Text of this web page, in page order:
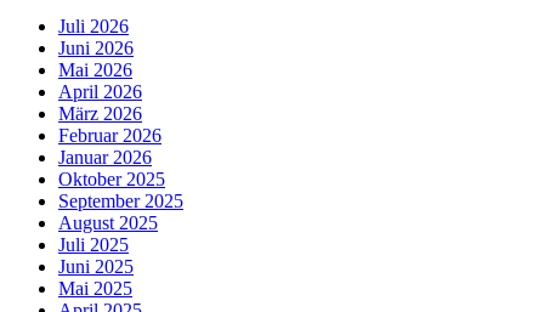
Juli 2026
Juni 2026
Mai 2026
April 2026
März 2026
Februar 2026
Januar 2026
Oktober 2025
September 2025
August 2025
Juli 2025
Juni 2025
Mai 2025